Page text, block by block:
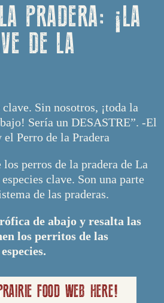
PRADERA: ¡LA
DE LA
clave. Sin nosotros, ¡toda la
Sería un DESASTRE”. -El
Perro de la Pradera
perros de la pradera de La
clave. Son una parte
de las praderas.
de abajo y resalta las
los perritos de las
FOOD WEB HERE!